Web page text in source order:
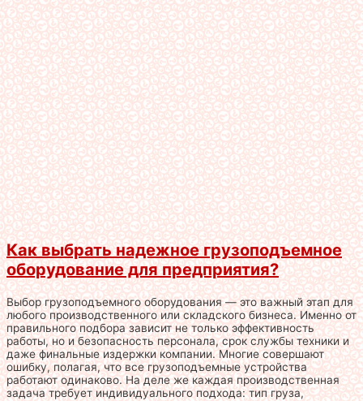
Как выбрать надежное грузоподъемное
оборудование для предприятия?
Выбор грузоподъемного оборудования — это важный этап для
любого производственного или складского бизнеса. Именно от
правильного подбора зависит не только эффективность
работы, но и безопасность персонала, срок службы техники и
даже финальные издержки компании. Многие совершают
ошибку, полагая, что все грузоподъемные устройства
работают одинаково. На деле же каждая производственная
задача требует индивидуального подхода: тип груза,